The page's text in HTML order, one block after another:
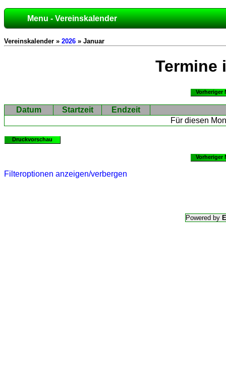
Menu - Vereinskalender
Vereinskalender » 2026 » Januar
Termine
Vorheriger
Datum Startzeit
Endzeit
Für diesen
Druckvorschau
Vorheriger
Filteroptionen anzeigen/verbergen
Powered by